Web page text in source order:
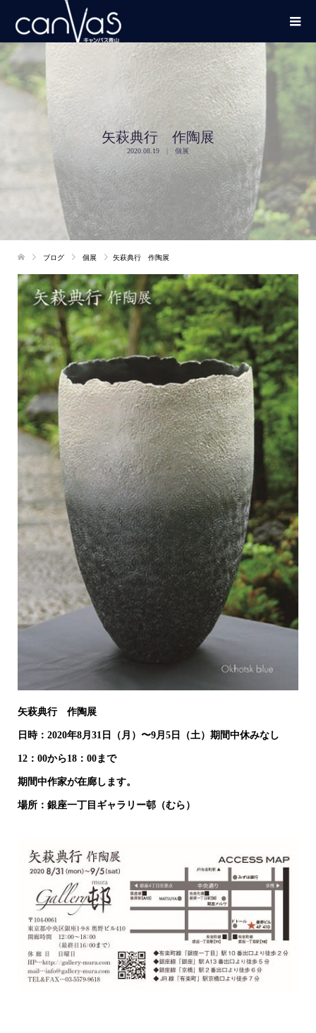
矢萩典行 作陶展
2020.08.19 個展
ブログ 個展 矢萩典行 作陶展
矢萩典行 作陶展
日時：2020年8月31日（月）〜9月5日（土）期間中休みなし
12：00から18：00まで
期間中作家が在廊します。
場所：銀座一丁目ギャラリー邨（むら）